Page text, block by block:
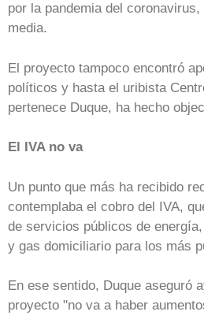
por la pandemia del
media.
El proyecto tampoco encontró
políticos y hasta el uribista
pertenece Duque, ha hecho
El IVA no va
Un punto que más ha recibido
contemplaba el cobro del IVA,
de servicios públicos de
y gas domiciliario para los más
En ese sentido, Duque aseguró
proyecto "no va a haber